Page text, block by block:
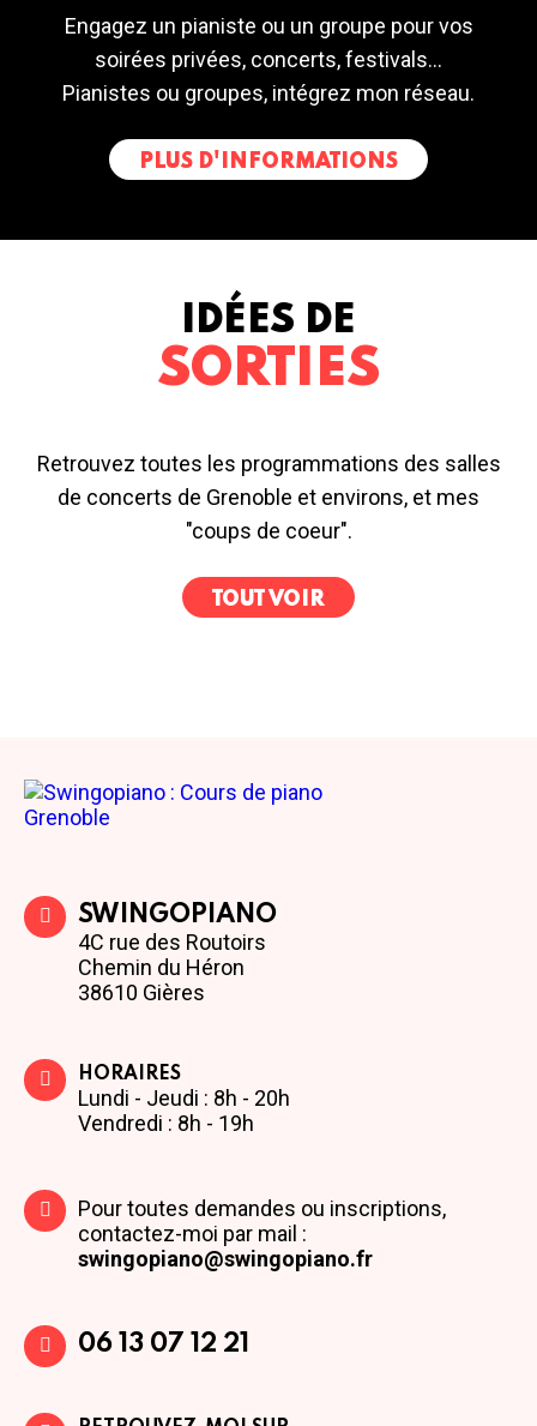
Engagez un pianiste ou un groupe pour vos
soirées privées, concerts, festivals...
Pianistes ou groupes, intégrez mon réseau.
PLUS D'INFORMATIONS
IDÉES DE
SORTIES
Retrouvez toutes les programmations des salles
de concerts de Grenoble et environs, et mes
"coups de coeur".
TOUT VOIR
SWINGOPIANO
4C rue des Routoirs
Chemin du Héron
38610 Gières
HORAIRES
Lundi - Jeudi : 8h - 20h
Vendredi : 8h - 19h
Pour toutes demandes ou inscriptions,
contactez-moi par mail :
swingopiano@swingopiano.fr
06 13 07 12 21